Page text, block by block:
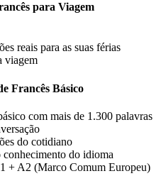
para Viagem
reais para as suas férias
viagem
Francês Básico
com mais de 1.300 palavras
do cotidiano
conhecimento do idioma
+ A2 (Marco Comum Europeu)